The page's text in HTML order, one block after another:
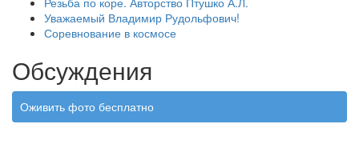
Уважаемый Владимир Рудольфович!
Соревнование в космосе
Обсуждения
Оживить фото бесплатно